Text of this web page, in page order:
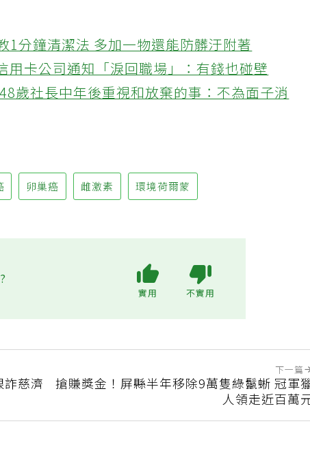
分鐘清潔法 多加一物還能防髒汙附著
卡公司通知「淚回職場」：有錢也碰壁
歲社長中年後重視和放棄的事：不為面子消
卵巢癌 雌激素 環境荷爾蒙
慈濟
下一篇
搶賺獎金！屏縣半年移除9萬隻綠鬣蜥 冠軍
人領走近百萬